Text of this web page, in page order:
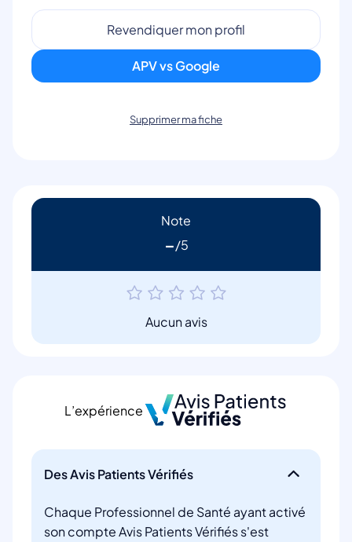
Revendiquer mon profil
APV vs Google
Supprimer ma fiche
Note
-
Aucun avis
L’expérience
Des Avis Patients Vérifiés
Chaque Professionnel de Santé ayant activé
son compte Avis Patients Vérifiés s'est